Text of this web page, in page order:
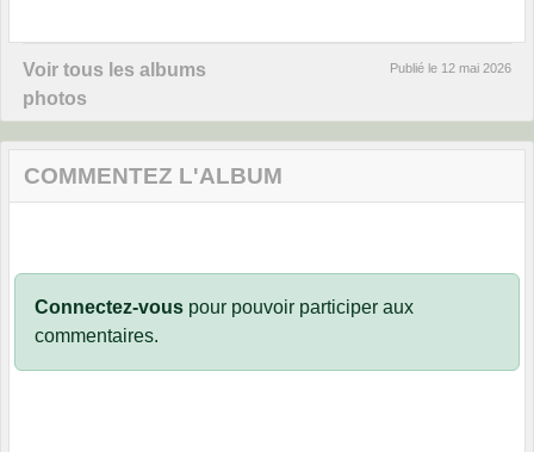
Voir tous les albums
photos
Publié le 12 mai 2026
COMMENTEZ L'ALBUM
Connectez-vous pour pouvoir participer aux
commentaires.